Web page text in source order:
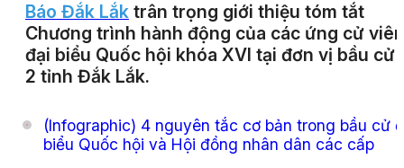
Báo Đắk Lắk trân trọng giới thiệu tóm tắt
Chương trình hành động của các ứng cử viên
đại biểu Quốc hội khóa XVI tại đơn vị bầu cử
2 tỉnh Đắk Lắk.
(Infographic) 4 nguyên tắc cơ bản trong bầu cử
biểu Quốc hội và Hội đồng nhân dân các cấp